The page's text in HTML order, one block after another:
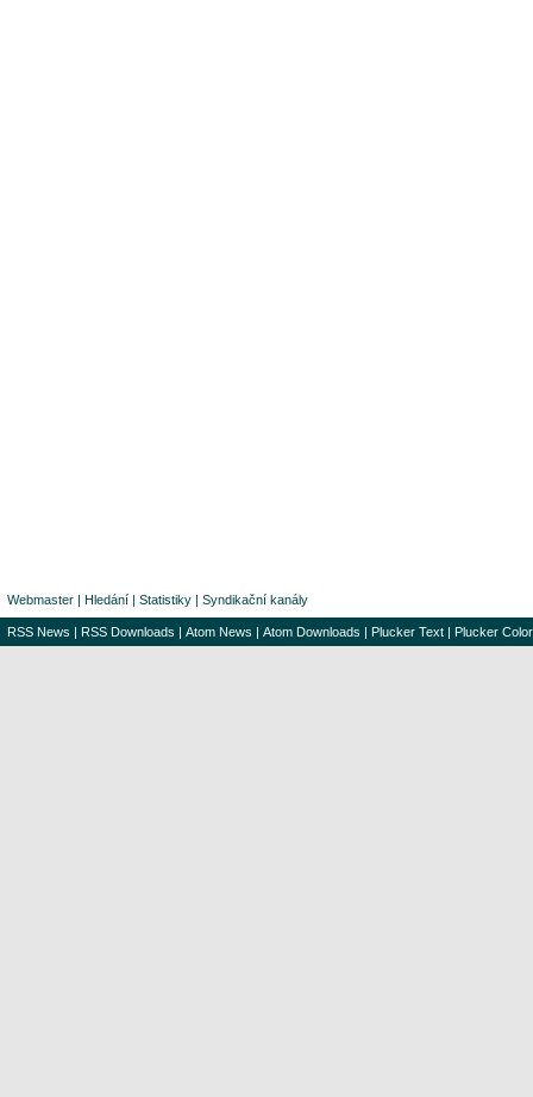
Webmaster | Hledání | Statistiky | Syndikační kanály
RSS News | RSS Downloads | Atom News | Atom Downloads | Plucker Text | Plucker Color